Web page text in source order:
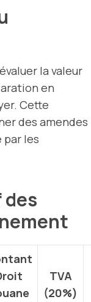
la valeur
en
Cette
des amendes
les
TVA
(20%)